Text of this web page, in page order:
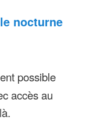
nocturne
possible
accès au